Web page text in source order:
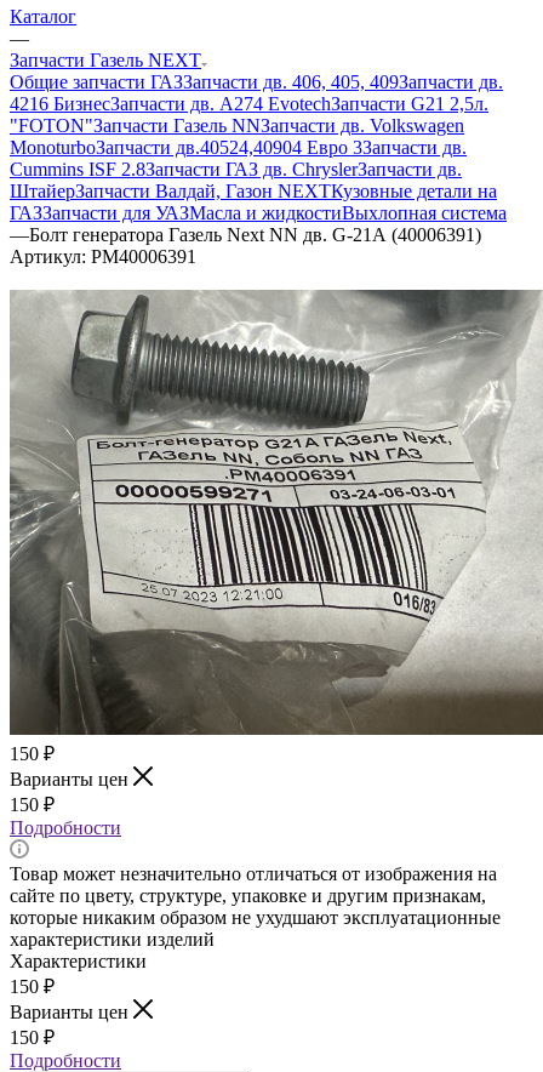
Каталог
—
Запчасти Газель NEXT
Общие запчасти ГАЗЗапчасти дв. 406, 405, 409Запчасти дв.
4216 БизнесЗапчасти дв. A274 EvotechЗапчасти G21 2,5л.
"FOTON"Запчасти Газель NNЗапчасти дв. Volkswagen
MonoturboЗапчасти дв.40524,40904 Евро 3Запчасти дв.
Cummins ISF 2.8Запчасти ГАЗ дв. ChryslerЗапчасти дв.
ШтайерЗапчасти Валдай, Газон NEXTКузовные детали на
ГАЗЗапчасти для УАЗМасла и жидкостиВыхлопная система
—Болт генератора Газель Next NN дв. G-21А (40006391)
Артикул: PM40006391
150 ₽
Варианты цен
150 ₽
Подробности
Товар может незначительно отличаться от изображения на
сайте по цвету, структуре, упаковке и другим признакам,
которые никаким образом не ухудшают эксплуатационные
характеристики изделий
Характеристики
150 ₽
Варианты цен
150 ₽
Подробности